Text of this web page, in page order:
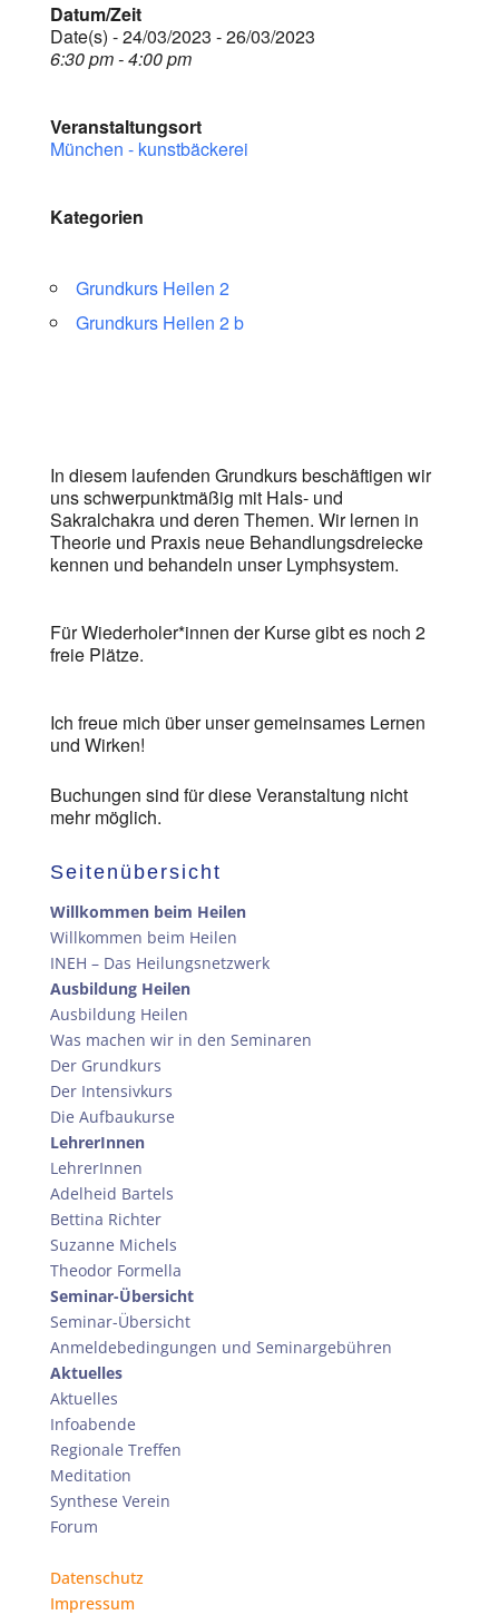
Datum/Zeit
Date(s) - 24/03/2023 - 26/03/2023
6:30 pm - 4:00 pm
Veranstaltungsort
München - kunstbäckerei
Kategorien
Grundkurs Heilen 2
Grundkurs Heilen 2 b
In diesem laufenden Grundkurs beschäftigen wir
uns schwerpunktmäßig mit Hals- und
Sakralchakra und deren Themen. Wir lernen in
Theorie und Praxis neue Behandlungsdreiecke
kennen und behandeln unser Lymphsystem.
Für Wiederholer*innen der Kurse gibt es noch 2
freie Plätze.
Ich freue mich über unser gemeinsames Lernen
und Wirken!
Buchungen sind für diese Veranstaltung nicht
mehr möglich.
Seitenübersicht
Willkommen beim Heilen
Willkommen beim Heilen
INEH – Das Heilungsnetzwerk
Ausbildung Heilen
Ausbildung Heilen
Was machen wir in den Seminaren
Der Grundkurs
Der Intensivkurs
Die Aufbaukurse
LehrerInnen
LehrerInnen
Adelheid Bartels
Bettina Richter
Suzanne Michels
Theodor Formella
Seminar-Übersicht
Seminar-Übersicht
Anmeldebedingungen und Seminargebühren
Aktuelles
Aktuelles
Infoabende
Regionale Treffen
Meditation
Synthese Verein
Forum
Datenschutz
Impressum